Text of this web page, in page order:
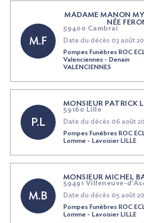
M.F
MADAME MANON
NÉE
59400 Cambrai
Date du décès 03 août
Pompes Funèbres ROC
Valenciennes - Denain
VALENCIENNES
P.L
MONSIEUR PATRICK
59160 Lille
Date du décès 06 août
Pompes Funèbres ROC
Lomme - Lavoisier LILLE
M.B
MONSIEUR MICHEL
59491 Villeneuve-
Date du décès 05 août
Pompes Funèbres ROC
Lomme - Lavoisier LILLE